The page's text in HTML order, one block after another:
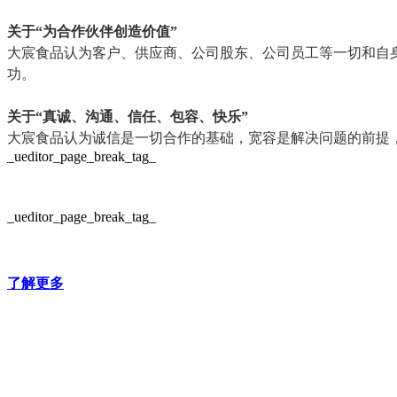
关于“为合作伙伴创造价值”
大宸食品认为客户、供应商、公司股东、公司员工等一切和
功。
关于“真诚、沟通、信任、包容、快乐”
大宸食品认为诚信是一切合作的基础，宽容是解决问题的前
_ueditor_page_break_tag_
_ueditor_page_break_tag_
了解更多